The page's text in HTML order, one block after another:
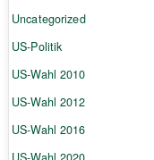
Uncategorized
US-Politik
US-Wahl 2010
US-Wahl 2012
US-Wahl 2016